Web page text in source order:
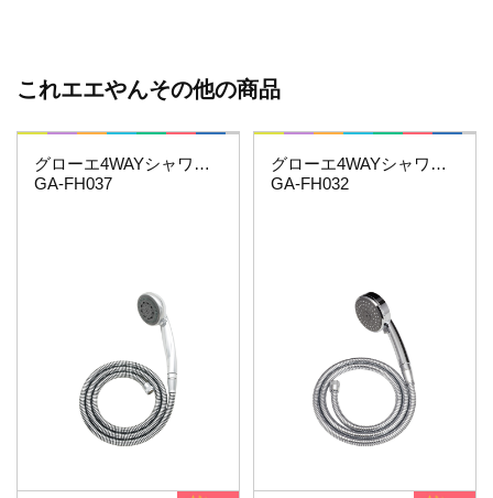
これエエやんその他の商品
これエエやん
グローエ4WAYシャワーホースセット
GA-FH037
これエエやん
グローエ4WAYシャワーホースセット
GA-FH032